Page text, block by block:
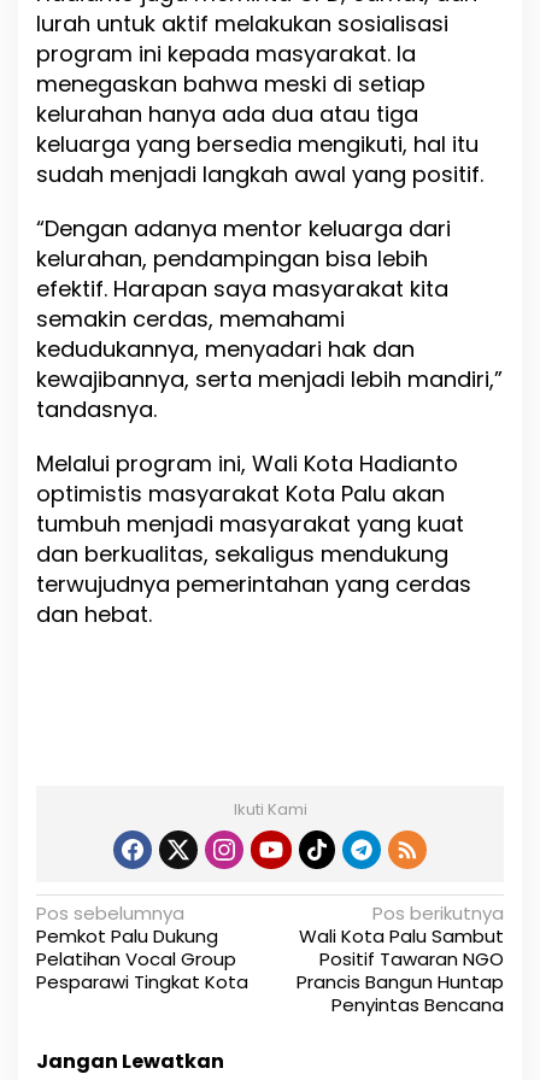
lurah untuk aktif melakukan sosialisasi
program ini kepada masyarakat. Ia
menegaskan bahwa meski di setiap
kelurahan hanya ada dua atau tiga
keluarga yang bersedia mengikuti, hal itu
sudah menjadi langkah awal yang positif.
“Dengan adanya mentor keluarga dari
kelurahan, pendampingan bisa lebih
efektif. Harapan saya masyarakat kita
semakin cerdas, memahami
kedudukannya, menyadari hak dan
kewajibannya, serta menjadi lebih mandiri,”
tandasnya.
Melalui program ini, Wali Kota Hadianto
optimistis masyarakat Kota Palu akan
tumbuh menjadi masyarakat yang kuat
dan berkualitas, sekaligus mendukung
terwujudnya pemerintahan yang cerdas
dan hebat.
Ikuti Kami
N
a
v
i
Pos sebelumnya
Pemkot Palu Dukung
Pelatihan Vocal Group
Pesparawi Tingkat Kota
Pos berikutnya
Wali Kota Palu Sambut
Positif Tawaran NGO
Prancis Bangun Huntap
Penyintas Bencana
Jangan Lewatkan